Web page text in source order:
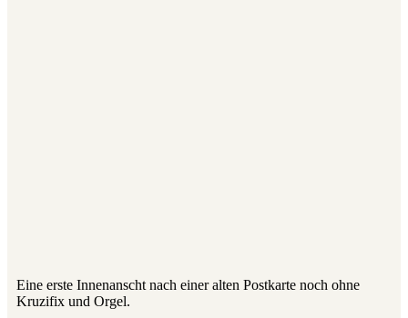
Eine erste Innenanscht nach einer alten Postkarte noch ohne
Kruzifix und Orgel.